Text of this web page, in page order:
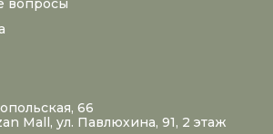
вопросы
66
Mall, ул. Павлюхина, 91, 2 этаж